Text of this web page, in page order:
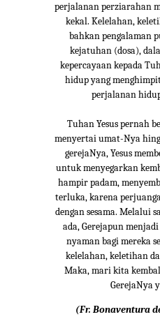
perjalanan perziarahan
kekal. Kelelahan,
bahkan pengalaman
kejatuhan (dosa),
kepercayaan kepada
hidup yang
perjalanan
Tuhan Yesus pernah
menyertai umat-Nya
gerejaNya, Yesus
untuk menyegarkan
hampir padam,
terluka, karena
dengan sesama. Melalui
ada, Gerejapun
nyaman bagi mereka
kelelahan, keletihan
Maka, mari kita
GerejaNya
(Fr. Bonaventura